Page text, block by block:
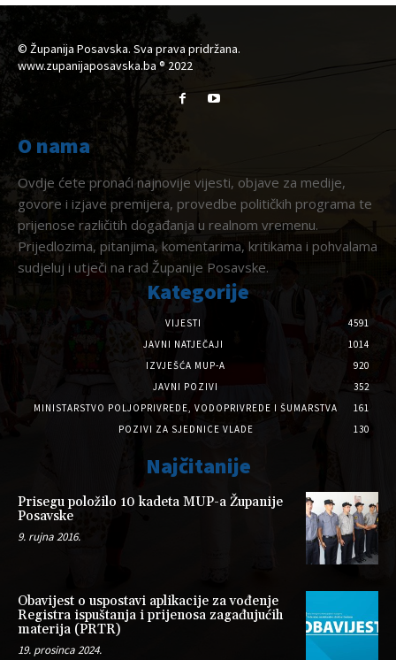
© Županija Posavska. Sva prava pridržana.
www.zupanijaposavska.ba ® 2022
O nama
Ovdje ćete pronaći najnovije vijesti, objave za medije,
govore i izjave premijera, provedbe političkih programa te
prijenose različitih događanja u realnom vremenu.
Prijedlozima, pitanjima, komentarima, kritikama i pohvalama
sudjeluj i utječi na rad Županije Posavske.
Kategorije
VIJESTI
4591
JAVNI NATJEČAJI
1014
IZVJEŠĆA MUP-A
920
JAVNI POZIVI
352
MINISTARSTVO POLJOPRIVREDE, VODOPRIVREDE I ŠUMARSTVA
161
POZIVI ZA SJEDNICE VLADE
130
Najčitanije
Prisegu položilo 10 kadeta MUP-a Županije
Posavske
9. rujna 2016.
Obavijest o uspostavi aplikacije za vođenje
Registra ispuštanja i prijenosa zagađujućih
materija (PRTR)
19. prosinca 2024.